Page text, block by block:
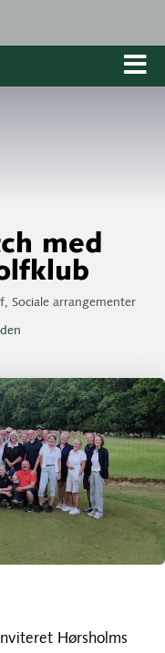
med
, Sociale arrangementer
Hørsholms